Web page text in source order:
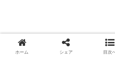
ホーム シェア 目次